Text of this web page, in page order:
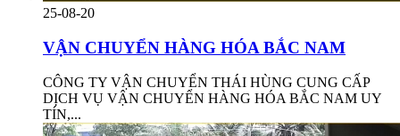
25-08-20
VẬN CHUYỂN HÀNG HÓA BẮC NAM
CÔNG TY VẬN CHUYỂN THÁI HÙNG CUNG CẤP
DỊCH VỤ VẬN CHUYỂN HÀNG HÓA BẮC NAM UY
TÍN,...